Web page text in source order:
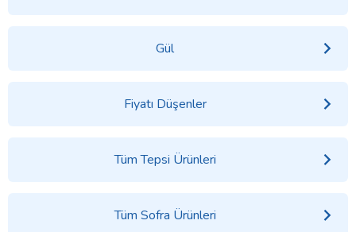
Gül
Fiyatı Düşenler
Tüm Tepsi Ürünleri
Tüm Sofra Ürünleri